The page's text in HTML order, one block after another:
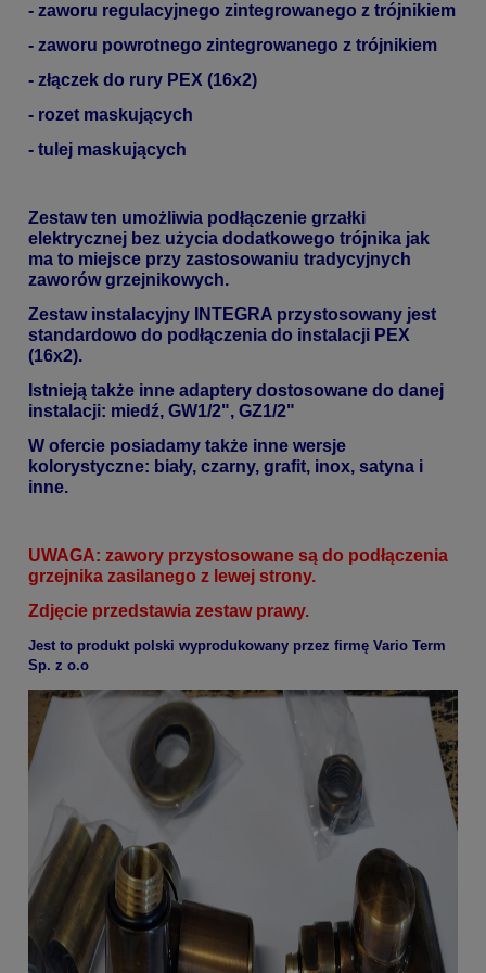
- zaworu regulacyjnego zintegrowanego z trójnikiem
- zaworu powrotnego zintegrowanego z trójnikiem
- złączek do rury PEX (16x2)
- rozet maskujących
- tulej maskujących
Zestaw ten umożliwia podłączenie grzałki
elektrycznej bez użycia dodatkowego trójnika jak
ma to miejsce przy zastosowaniu tradycyjnych
zaworów grzejnikowych.
Zestaw instalacyjny INTEGRA przystosowany jest
standardowo do podłączenia do instalacji PEX
(16x2).
Istnieją także inne adaptery dostosowane do danej
instalacji: miedź, GW1/2", GZ1/2"
W ofercie posiadamy także inne wersje
kolorystyczne: biały, czarny, grafit, inox, satyna i
inne.
UWAGA: zawory przystosowane są do podłączenia
grzejnika zasilanego z lewej strony.
Zdjęcie przedstawia zestaw prawy.
Jest to produkt polski wyprodukowany przez firmę Vario Term
Sp. z o.o